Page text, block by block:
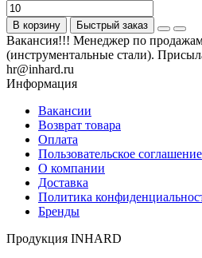
В корзину Быстрый заказ
Вакансия!!! Менеджер по продажам
(инструментальные стали).
hr@inhard.ru
Информация
Вакансии
Возврат товара
Оплата
Пользовательское соглашение
О компании
Доставка
Политика
Бренды
Продукция INHARD